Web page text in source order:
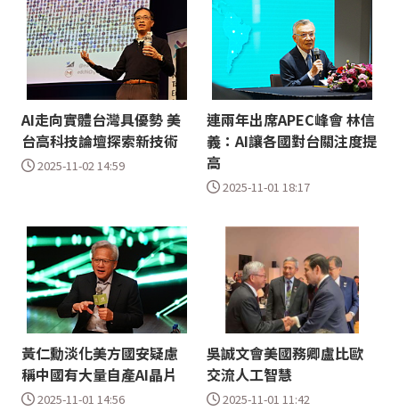
AI走向實體台灣具優勢 美
台高科技論壇探索新技術
2025-11-02 14:59
連兩年出席APEC峰會 林信
義：AI讓各國對台關注度提
高
2025-11-01 18:17
黃仁勳淡化美方國安疑慮
稱中國有大量自產AI晶片
2025-11-01 14:56
吳誠文會美國務卿盧比歐
交流人工智慧
2025-11-01 11:42